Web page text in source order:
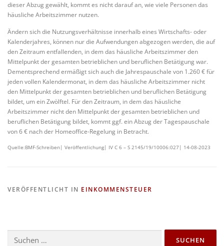
dieser Abzug gewählt, kommt es nicht darauf an, wie viele Personen das
häusliche Arbeitszimmer nutzen.
Ändern sich die Nutzungsverhältnisse innerhalb eines Wirtschafts- oder
Kalenderjahres, können nur die Aufwendungen abgezogen werden, die auf
den Zeitraum entfallenden, in dem das häusliche Arbeitszimmer den
Mittelpunkt der gesamten betrieblichen und beruflichen Betätigung war.
Dementsprechend ermäßigt sich auch die Jahrespauschale von 1.260 € für
jeden vollen Kalendermonat, in dem das häusliche Arbeitszimmer nicht
den Mittelpunkt der gesamten betrieblichen und beruflichen Betätigung
bildet, um ein Zwölftel. Für den Zeitraum, in dem das häusliche
Arbeitszimmer nicht den Mittelpunkt der gesamten betrieblichen und
beruflichen Betätigung bildet, kommt ggf. ein Abzug der Tagespauschale
von 6 € nach der Homeoffice-Regelung in Betracht.
Quelle:BMF-Schreiben| Veröffentlichung| IV C 6 – S 2145/19/10006:027| 14-08-2023
VERÖFFENTLICHT IN EINKOMMENSTEUER